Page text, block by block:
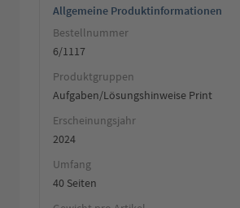
Allgemeine Produktinformationen
Bestellnummer
6/1117
Produktgruppen
Aufgaben/Lösungshinweise Print
Erscheinungsjahr
2024
Umfang
40 Seiten